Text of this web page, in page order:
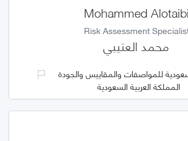
Mohammed Alotaibi
Risk Assessment
محمد العتيبي
للمواصفات والمقاييس والجودة
المملكة العربية السعودية